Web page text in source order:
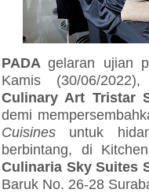
PADAgelaran
ujian
Kamis (30/06/
Culinary Art Tristar
demi
Cuisines untuk
berbintang, di
Culinaria Sky Suites
Baruk No. 26-28